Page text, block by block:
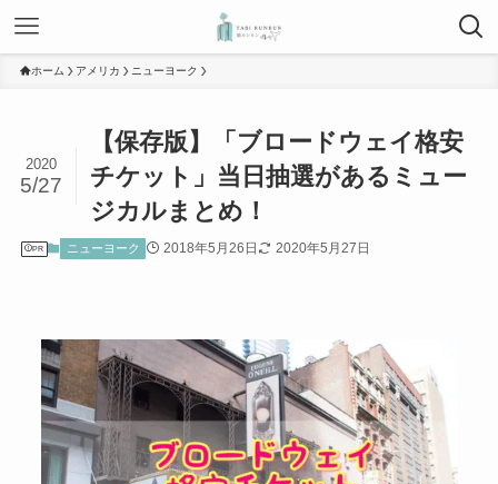
ホーム アメリカ ニューヨーク
【保存版】「ブロードウェイ格安
チケット」当日抽選があるミュー
ジカルまとめ！
2020
5/27
PR ニューヨーク 2018年5月26日 2020年5月27日